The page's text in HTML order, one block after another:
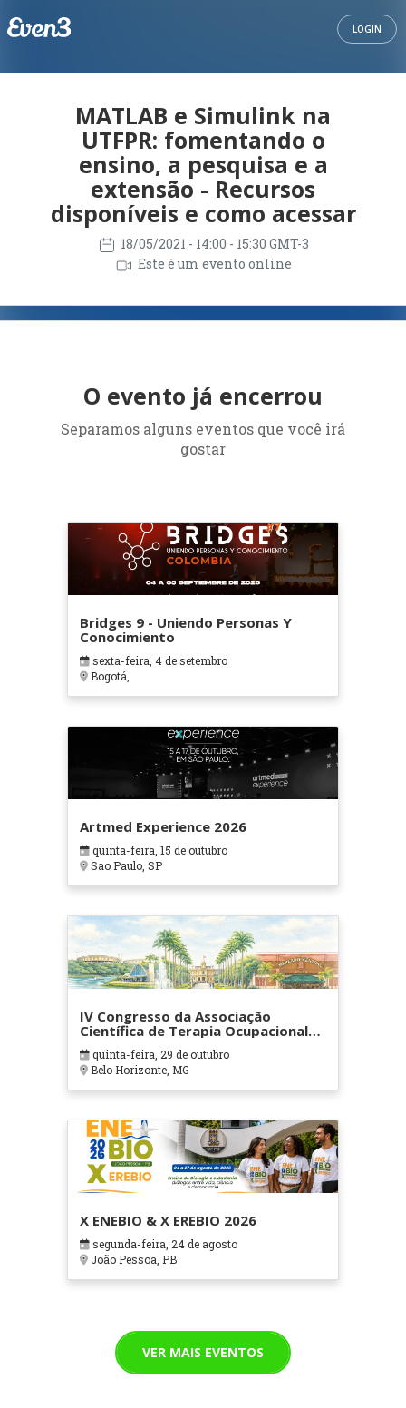
LOGIN
MATLAB e Simulink na
UTFPR: fomentando o
ensino, a pesquisa e a
extensão - Recursos
disponíveis e como acessar
18/05/2021 - 14:00 - 15:30 GMT-3
Este é um evento online
O evento já encerrou
Separamos alguns eventos que você irá
gostar
Bridges 9 - Uniendo Personas Y
Conocimiento
sexta-feira, 4 de setembro
Bogotá,
Artmed Experience 2026
quinta-feira, 15 de outubro
Sao Paulo, SP
IV Congresso da Associação
Científica de Terapia Ocupacional
em Contextos Hospitalares e
Cuidados Paliativos - ATOHOSP
quinta-feira, 29 de outubro
Belo Horizonte, MG
X ENEBIO & X EREBIO 2026
segunda-feira, 24 de agosto
João Pessoa, PB
VER MAIS EVENTOS